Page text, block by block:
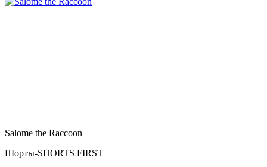
Salome the Raccoon
Шорты-SHORTS FIRST